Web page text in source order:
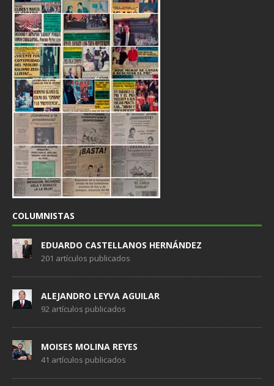
COLUMNISTAS
EDUARDO CASTELLANOS HERNÁNDEZ
201 artículos publicados
ALEJANDRO LEYVA AGUILAR
92 artículos publicados
MOISES MOLINA REYES
41 artículos publicados